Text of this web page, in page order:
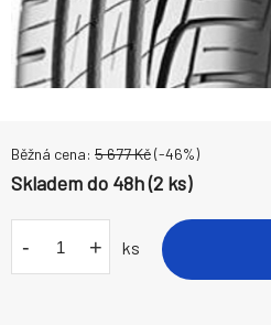
Běžná cena: 5 677Kč(-46%)
Skladem do 48h (2 ks)
- + ks